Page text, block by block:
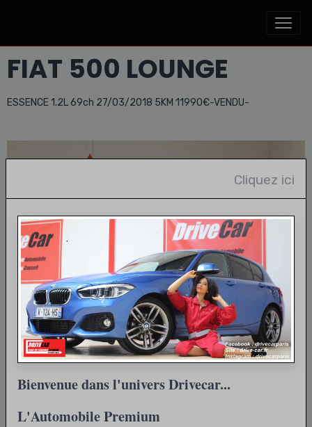
FIAT 500 LOUNGE
ESSENCE 1.2L 69ch 27/03/2018 5KM 11990€-VENDU-
Cliquez ici
Bienvenue dans l'univers Drivecar...
L'Automobile Premium